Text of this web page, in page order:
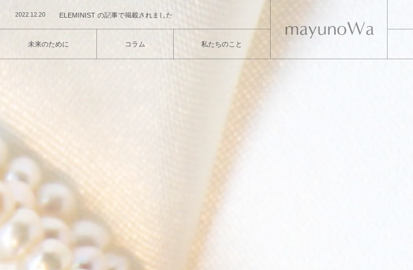
未来のために コラム 私たちのこと
2022.06.20 VOGUE JAPAN の記事で紹介されました
2025.10.17 フランス校 開校のお知らせ